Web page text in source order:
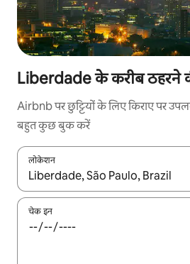
Liberdade के करीब ठहरने
Airbnb पर छुट्टियों के लिए किराए पर
बहुत कुछ बुक करें
लोकेशन
नतीजों के उपलब्ध होने पर, अप और डाउन
चेक इन